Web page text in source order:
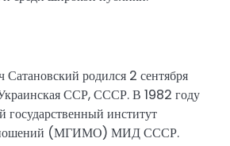
родился 2 сентября
ССР, СССР. В 1982 году
государственный институт
(МГИМО) МИД СССР.